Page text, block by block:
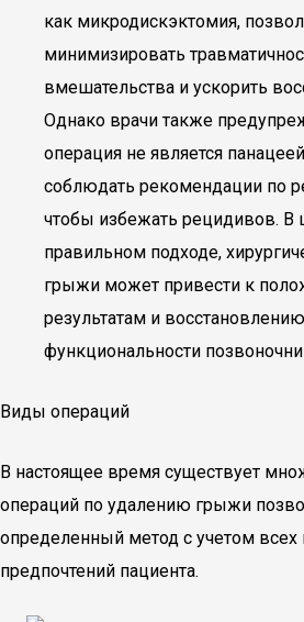
как микродискэктомия,
минимизировать
вмешательства и ускорить
Однако врачи также
операция не является
соблюдать рекомендации по
чтобы избежать рецидивов. В
правильном подходе,
грыжи может привести к
результатам и восстановлению
функциональности
Виды операций
В настоящее время существует
операций по удалению грыжи
определенный метод с учетом всех
предпочтений пациента.